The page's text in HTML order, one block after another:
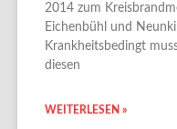
2014 zum
Eichenbühl und
Krankheitsbedingt
diesen
WEITERLESEN »